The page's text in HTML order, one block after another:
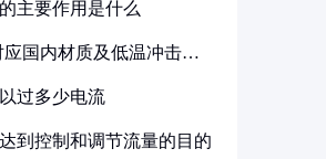
主要作用是什么
应国内材质及低温冲击要
过多少电流
到控制和调节流量的目的